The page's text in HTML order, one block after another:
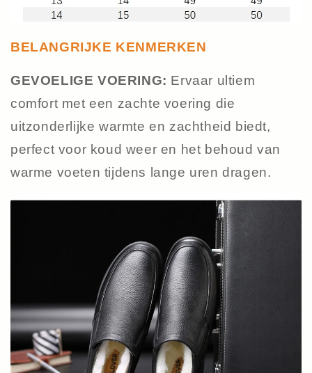
BELANGRIJKE KENMERKEN
GEVOELIGE VOERING: Ervaar ultiem
comfort met een zachte voering die
uitzonderlijke warmte en zachtheid biedt,
perfect voor koud weer en het behoud van
warme voeten tijdens lange uren dragen.